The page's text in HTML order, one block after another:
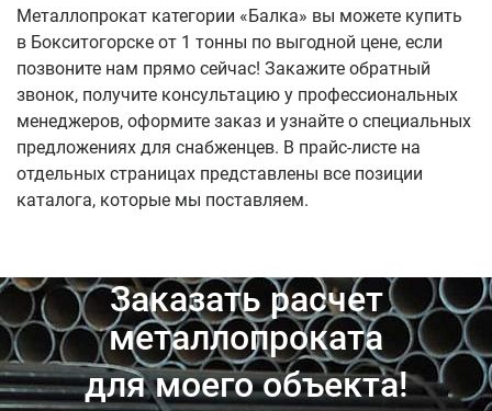
Металлопрокат категории «Балка» вы можете купить
в Бокситогорске от 1 тонны по выгодной цене, если
позвоните нам прямо сейчас! Закажите обратный
звонок, получите консультацию у профессиональных
менеджеров, оформите заказ и узнайте о специальных
предложениях для снабженцев. В прайс-листе на
отдельных страницах представлены все позиции
каталога, которые мы поставляем.
Заказать расчет
металлопроката
для моего объекта!